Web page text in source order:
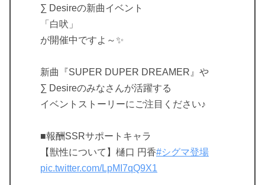
∑ Desireの新曲イベント
「白吠」
が開催中ですよ～✨
新曲『SUPER DUPER DREAMER』や
∑ Desireのみなさんが活躍する
イベントストーリーにご注目ください♪
■報酬SSRサポートキャラ
【獣性について】樋口 円香#シグマ登場
pic.twitter.com/LpMI7qQ9X1